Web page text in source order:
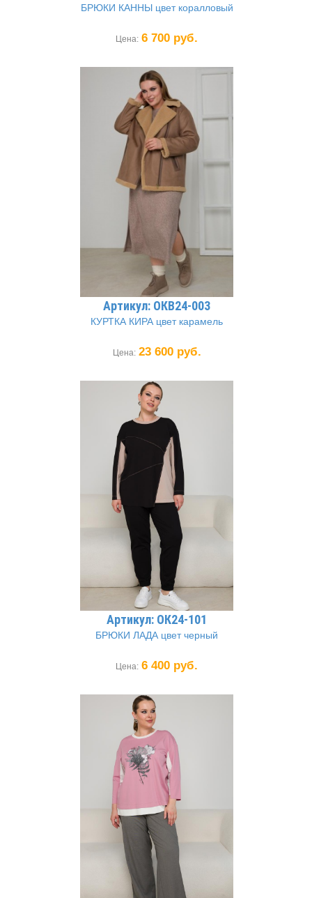
БРЮКИ КАННЫ цвет коралловый
Цена: 6 700 руб.
Артикул: ОКВ24-003
КУРТКА КИРА цвет карамель
Цена: 23 600 руб.
Артикул: ОК24-101
БРЮКИ ЛАДА цвет черный
Цена: 6 400 руб.